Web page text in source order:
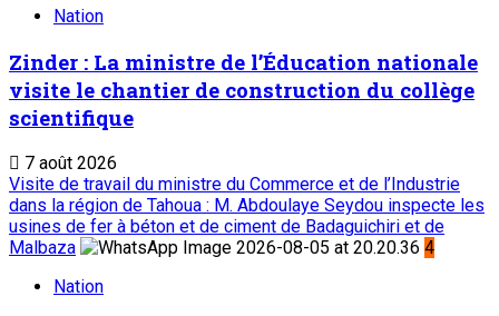
Nation
Zinder : La ministre de l’Éducation nationale
visite le chantier de construction du collège
scientifique
7 août 2026
Visite de travail du ministre du Commerce et de l’Industrie
dans la région de Tahoua : M. Abdoulaye Seydou inspecte les
usines de fer à béton et de ciment de Badaguichiri et de
Malbaza
4
Nation